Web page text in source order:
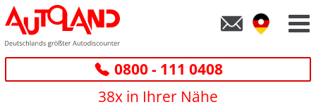
0800 - 111 0408
38x in Ihrer Nähe